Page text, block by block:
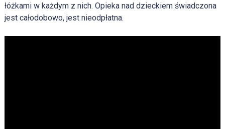
łóżkami w każdym z nich. Opieka nad dzieckiem świadczona
jest całodobowo, jest nieodpłatna.